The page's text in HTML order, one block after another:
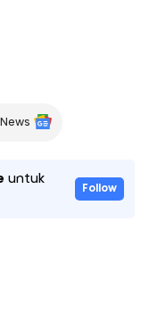
untuk
Follow